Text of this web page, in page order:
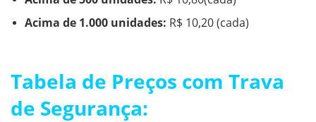
Acima de 1.000 unidades: R$ 10,20(cada)
Tabela de Preços com Trava
de Segurança: